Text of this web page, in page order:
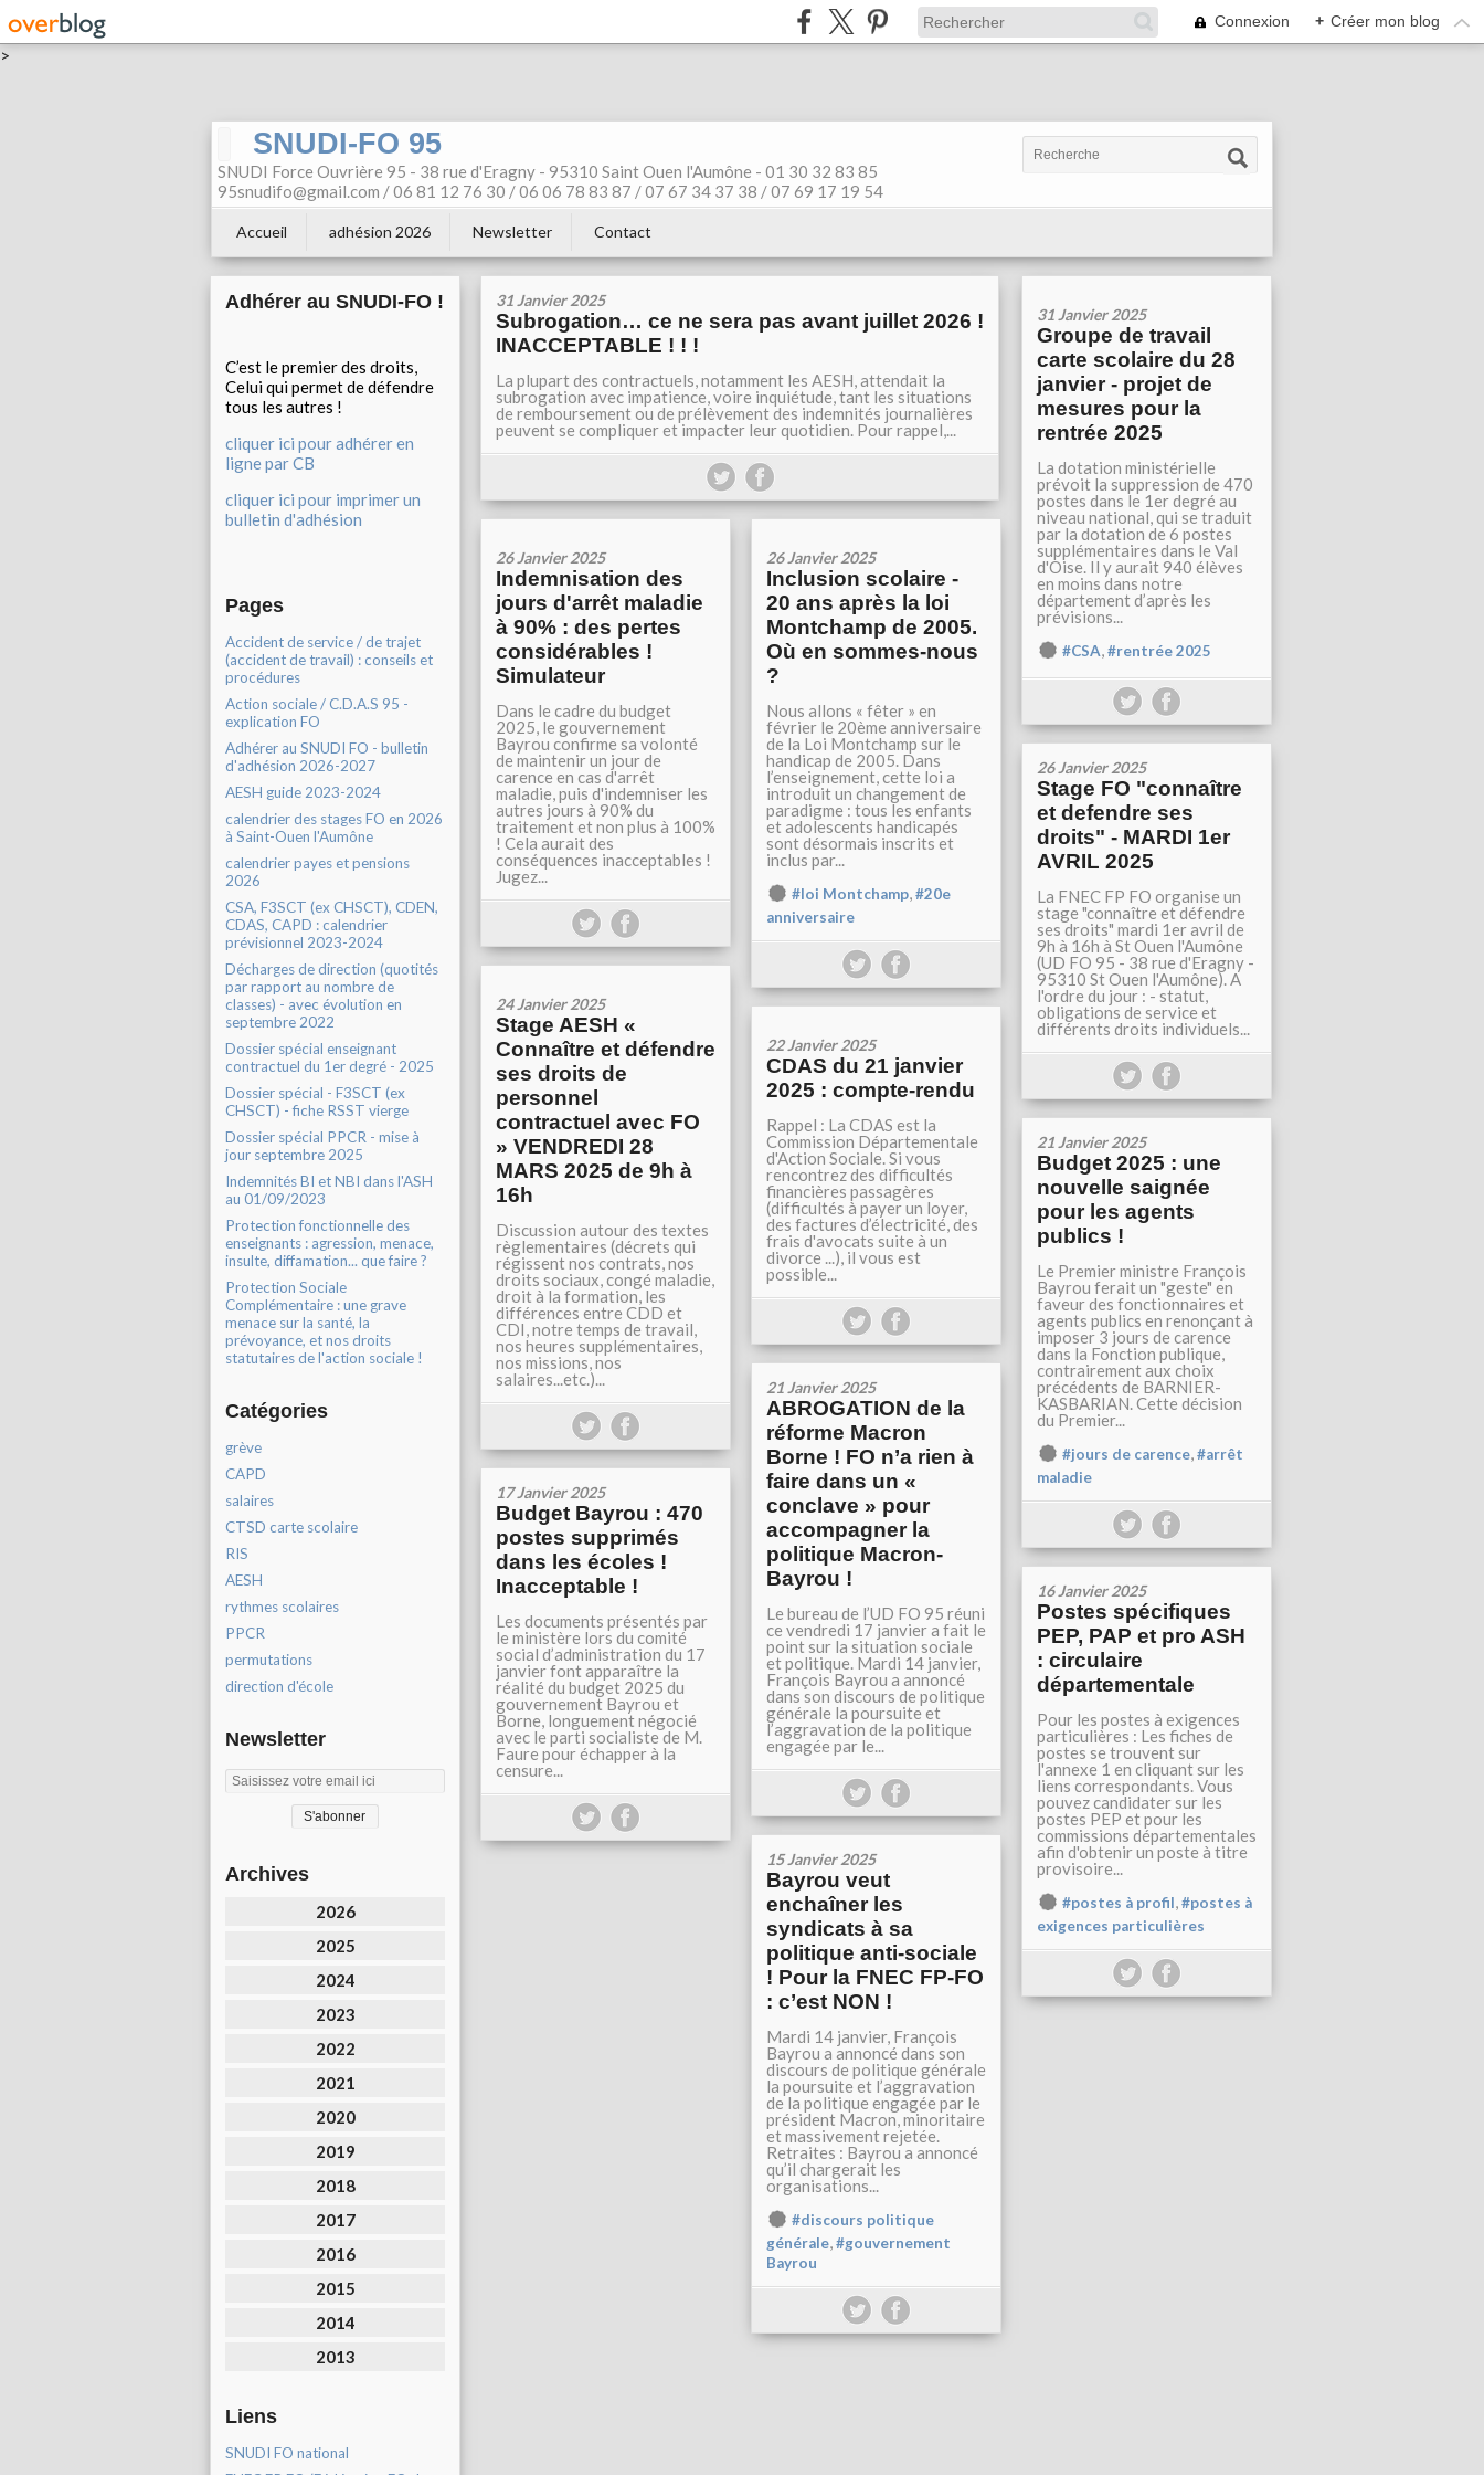
>
Connexion + Créer mon blog
SNUDI-FO 95
SNUDI Force Ouvrière 95 - 38 rue d'Eragny - 95310 Saint Ouen l'Aumône - 01 30 32 83 85
95snudifo@gmail.com / 06 81 12 76 30 / 06 06 78 83 87 / 07 67 34 37 38 / 07 69 17 19 54
Accueil adhésion 2026 Newsletter Contact
Adhérer au SNUDI-FO !
C’est le premier des droits,
Celui qui permet de défendre
tous les autres !
cliquer ici pour adhérer en
ligne par CB
cliquer ici pour imprimer un
bulletin d'adhésion
Pages
Accident de service / de trajet
(accident de travail) : conseils et
procédures
Action sociale / C.D.A.S 95 -
explication FO
Adhérer au SNUDI FO - bulletin
d'adhésion 2026-2027
AESH guide 2023-2024
calendrier des stages FO en 2026
à Saint-Ouen l'Aumône
calendrier payes et pensions
2026
CSA, F3SCT (ex CHSCT), CDEN,
CDAS, CAPD : calendrier
prévisionnel 2023-2024
Décharges de direction (quotités
par rapport au nombre de
classes) - avec évolution en
septembre 2022
Dossier spécial enseignant
contractuel du 1er degré - 2025
Dossier spécial - F3SCT (ex
CHSCT) - fiche RSST vierge
Dossier spécial PPCR - mise à
jour septembre 2025
Indemnités BI et NBI dans l'ASH
au 01/09/2023
Protection fonctionnelle des
enseignants : agression, menace,
insulte, diffamation... que faire ?
Protection Sociale
Complémentaire : une grave
menace sur la santé, la
prévoyance, et nos droits
statutaires de l'action sociale !
Catégories
grève
CAPD
salaires
CTSD carte scolaire
RIS
AESH
rythmes scolaires
PPCR
permutations
direction d'école
Newsletter
Archives
2026
2025
2024
2023
2022
2021
2020
2019
2018
2017
2016
2015
2014
2013
Liens
SNUDI FO national
31 Janvier 2025
Subrogation… ce ne sera pas avant juillet 2026 !
INACCEPTABLE ! ! !
La plupart des contractuels, notamment les AESH, attendait la
subrogation avec impatience, voire inquiétude, tant les situations
de remboursement ou de prélèvement des indemnités journalières
peuvent se compliquer et impacter leur quotidien. Pour rappel,...
31 Janvier 2025
Groupe de travail
carte scolaire du 28
janvier - projet de
mesures pour la
rentrée 2025
La dotation ministérielle
prévoit la suppression de 470
postes dans le 1er degré au
niveau national, qui se traduit
par la dotation de 6 postes
supplémentaires dans le Val
d'Oise. Il y aurait 940 élèves
en moins dans notre
département d’après les
prévisions...
#CSA,#rentrée 2025
26 Janvier 2025
Indemnisation des
jours d'arrêt maladie
à 90% : des pertes
considérables !
Simulateur
Dans le cadre du budget
2025, le gouvernement
Bayrou confirme sa volonté
de maintenir un jour de
carence en cas d'arrêt
maladie, puis d'indemniser les
autres jours à 90% du
traitement et non plus à 100%
! Cela aurait des
conséquences inacceptables !
Jugez...
26 Janvier 2025
Inclusion scolaire -
20 ans après la loi
Montchamp de 2005.
Où en sommes-nous
?
Nous allons « fêter » en
février le 20ème anniversaire
de la Loi Montchamp sur le
handicap de 2005. Dans
l’enseignement, cette loi a
introduit un changement de
paradigme : tous les enfants
et adolescents handicapés
sont désormais inscrits et
inclus par...
#loi Montchamp,#20e
anniversaire
26 Janvier 2025
Stage FO "connaître
et defendre ses
droits" - MARDI 1er
AVRIL 2025
La FNEC FP FO organise un
stage "connaître et défendre
ses droits" mardi 1er avril de
9h à 16h à St Ouen l'Aumône
(UD FO 95 - 38 rue d'Eragny -
95310 St Ouen l'Aumône). A
l'ordre du jour : - statut,
obligations de service et
différents droits individuels...
24 Janvier 2025
Stage AESH «
Connaître et défendre
ses droits de
personnel
contractuel avec FO
» VENDREDI 28
MARS 2025 de 9h à
16h
Discussion autour des textes
règlementaires (décrets qui
régissent nos contrats, nos
droits sociaux, congé maladie,
droit à la formation, les
différences entre CDD et
CDI, notre temps de travail,
nos heures supplémentaires,
nos missions, nos
salaires...etc.)...
22 Janvier 2025
CDAS du 21 janvier
2025 : compte-rendu
Rappel : La CDAS est la
Commission Départementale
d'Action Sociale. Si vous
rencontrez des difficultés
financières passagères
(difficultés à payer un loyer,
des factures d’électricité, des
frais d'avocats suite à un
divorce ...), il vous est
possible...
21 Janvier 2025
Budget 2025 : une
nouvelle saignée
pour les agents
publics !
Le Premier ministre François
Bayrou ferait un "geste" en
faveur des fonctionnaires et
agents publics en renonçant à
imposer 3 jours de carence
dans la Fonction publique,
contrairement aux choix
précédents de BARNIER-
KASBARIAN. Cette décision
du Premier...
#jours de carence,#arrêt
maladie
21 Janvier 2025
ABROGATION de la
réforme Macron
Borne ! FO n’a rien à
faire dans un «
conclave » pour
accompagner la
politique Macron-
Bayrou !
Le bureau de l’UD FO 95 réuni
ce vendredi 17 janvier a fait le
point sur la situation sociale
et politique. Mardi 14 janvier,
François Bayrou a annoncé
dans son discours de politique
générale la poursuite et
l’aggravation de la politique
engagée par le...
17 Janvier 2025
Budget Bayrou : 470
postes supprimés
dans les écoles !
Inacceptable !
Les documents présentés par
le ministère lors du comité
social d’administration du 17
janvier font apparaître la
réalité du budget 2025 du
gouvernement Bayrou et
Borne, longuement négocié
avec le parti socialiste de M.
Faure pour échapper à la
censure...
16 Janvier 2025
Postes spécifiques
PEP, PAP et pro ASH
: circulaire
départementale
Pour les postes à exigences
particulières : Les fiches de
postes se trouvent sur
l'annexe 1 en cliquant sur les
liens correspondants. Vous
pouvez candidater sur les
postes PEP et pour les
commissions départementales
afin d'obtenir un poste à titre
provisoire...
#postes à profil,#postes à
exigences particulières
15 Janvier 2025
Bayrou veut
enchaîner les
syndicats à sa
politique anti-sociale
! Pour la FNEC FP-FO
: c’est NON !
Mardi 14 janvier, François
Bayrou a annoncé dans son
discours de politique générale
la poursuite et l’aggravation
de la politique engagée par le
président Macron, minoritaire
et massivement rejetée.
Retraites : Bayrou a annoncé
qu’il chargerait les
organisations...
#discours politique
générale,#gouvernement
Bayrou